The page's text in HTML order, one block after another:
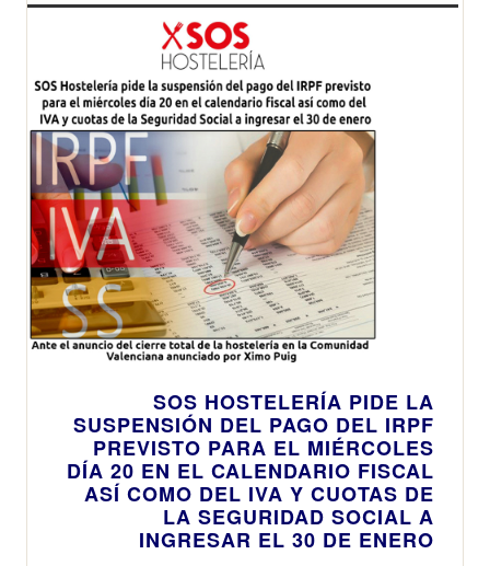
SOS HOSTELERÍA PIDE LA
SUSPENSIÓN DEL PAGO DEL IRPF
PREVISTO PARA EL MIÉRCOLES
DÍA 20 EN EL CALENDARIO FISCAL
ASÍ COMO DEL IVA Y CUOTAS DE
LA SEGURIDAD SOCIAL A
INGRESAR EL 30 DE ENERO